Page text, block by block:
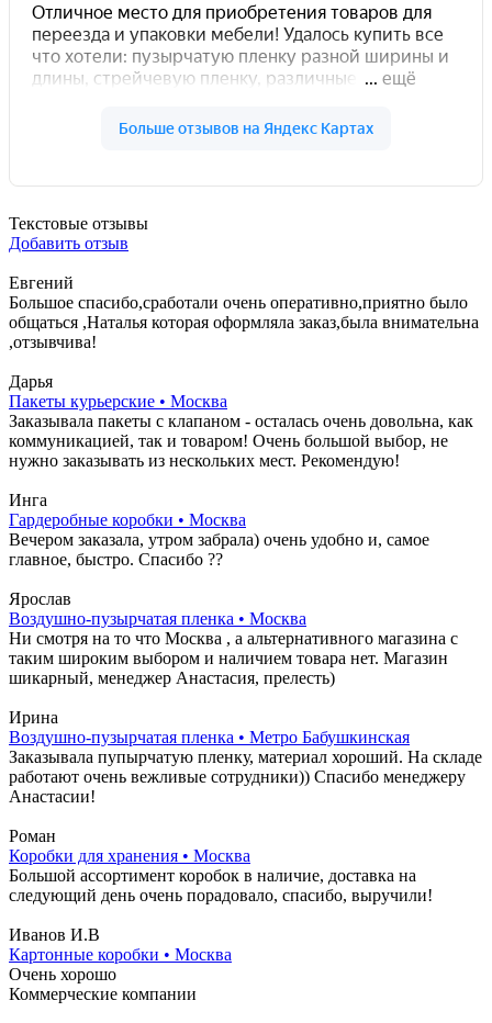
Текстовые отзывы
Добавить отзыв
Евгений
Большое спасибо,сработали очень оперативно,приятно было
общаться ,Наталья которая оформляла заказ,была внимательна
,отзывчива!
Дарья
Пакеты курьерские • Москва
Заказывала пакеты с клапаном - осталась очень довольна, как
коммуникацией, так и товаром! Очень большой выбор, не
нужно заказывать из нескольких мест. Рекомендую!
Инга
Гардеробные коробки • Москва
Вечером заказала, утром забрала) очень удобно и, самое
главное, быстро. Спасибо ??
Ярослав
Воздушно-пузырчатая пленка • Москва
Ни смотря на то что Москва , а альтернативного магазина с
таким широким выбором и наличием товара нет. Магазин
шикарный, менеджер Анастасия, прелесть)
Ирина
Воздушно-пузырчатая пленка • Метро Бабушкинская
Заказывала пупырчатую пленку, материал хороший. На складе
работают очень вежливые сотрудники)) Спасибо менеджеру
Анастасии!
Роман
Коробки для хранения • Москва
Большой ассортимент коробок в наличие, доставка на
следующий день очень порадовало, спасибо, выручили!
Иванов И.В
Картонные коробки • Москва
Очень хорошо
Коммерческие компании